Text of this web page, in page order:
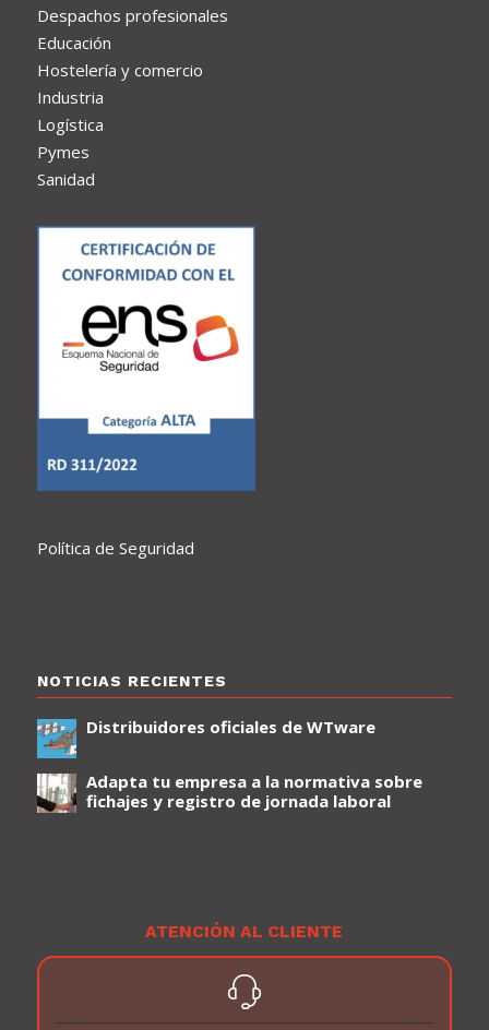
Despachos profesionales
Educación
Hostelería y comercio
Industria
Logística
Pymes
Sanidad
Política de Seguridad
NOTICIAS RECIENTES
Distribuidores oficiales de WTware
Adapta tu empresa a la normativa sobre
fichajes y registro de jornada laboral
ATENCIÓN AL CLIENTE